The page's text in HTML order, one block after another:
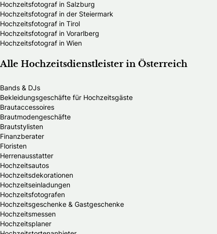
Hochzeitsfotograf in Salzburg
Hochzeitsfotograf in der Steiermark
Hochzeitsfotograf in Tirol
Hochzeitsfotograf in Vorarlberg
Hochzeitsfotograf in Wien
Alle Hochzeitsdienstleister in Österreich
Bands & DJs
Bekleidungsgeschäfte für Hochzeitsgäste
Brautaccessoires
Brautmodengeschäfte
Brautstylisten
Finanzberater
Floristen
Herrenausstatter
Hochzeitsautos
Hochzeitsdekorationen
Hochzeitseinladungen
Hochzeitsfotografen
Hochzeitsgeschenke & Gastgeschenke
Hochzeitsmessen
Hochzeitsplaner